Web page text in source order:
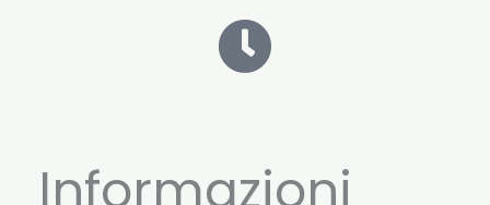
Informazioni